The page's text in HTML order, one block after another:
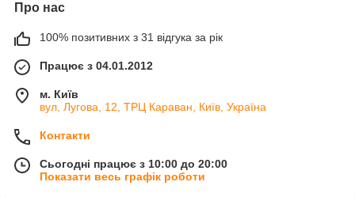
Про нас
100% позитивних з 31 відгука за рік
Працює з 04.01.2012
м. Київ
вул, Лугова, 12, ТРЦ Караван, Київ, Україна
Контакти
Сьогодні працює з 10:00 до 20:00
Показати весь графік роботи